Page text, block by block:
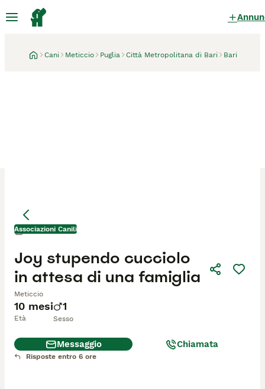
Cani Meticcio Puglia Città Metropolitana di Bari Bari
Associazioni Canili
10 mesi
Età
1
Sesso
Joy stupendo cucciolo
in attesa di una famiglia
Meticcio
1 mese Bari
Messaggio Chiamata
Risposte entro 6 ore